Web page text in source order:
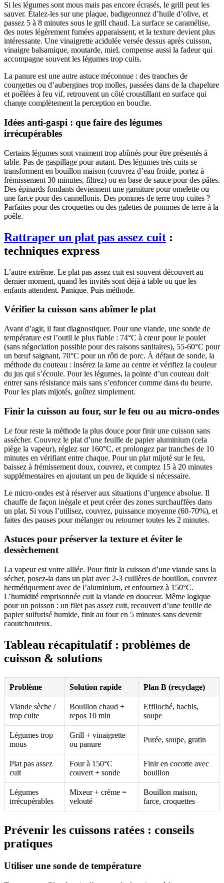
Si les légumes sont mous mais pas encore écrasés, le grill peut les
sauver. Étalez-les sur une plaque, badigeonnez d’huile d’olive, et
passez 5 à 8 minutes sous le grill chaud. La surface se caramélise,
des notes légèrement fumées apparaissent, et la texture devient plus
intéressante. Une vinaigrette acidulée versée dessus après cuisson,
vinaigre balsamique, moutarde, miel, compense aussi la fadeur qui
accompagne souvent les légumes trop cuits.
La panure est une autre astuce méconnue : des tranches de
courgettes ou d’aubergines trop molles, passées dans de la chapelure
et poêlées à feu vif, retrouvent un côté croustillant en surface qui
change complètement la perception en bouche.
Idées anti-gaspi : que faire des légumes
irrécupérables
Certains légumes sont vraiment trop abîmés pour être présentés à
table. Pas de gaspillage pour autant. Des légumes très cuits se
transforment en bouillon maison (couvrez d’eau froide, portez à
frémissement 30 minutes, filtrez) ou en base de sauce pour des pâtes.
Des épinards fondants deviennent une garniture pour omelette ou
une farce pour des cannellonis. Des pommes de terre trop cuites ?
Parfaites pour des croquettes ou des galettes de pommes de terre à la
poêle.
Rattraper un plat pas assez cuit :
techniques express
L’autre extrême. Le plat pas assez cuit est souvent découvert au
dernier moment, quand les invités sont déjà à table ou que les
enfants attendent. Panique. Puis méthode.
Vérifier la cuisson sans abîmer le plat
Avant d’agir, il faut diagnostiquer. Pour une viande, une sonde de
température est l’outil le plus fiable : 74°C à cœur pour le poulet
(sans négociation possible pour des raisons sanitaires), 55-60°C pour
un bœuf saignant, 70°C pour un rôti de porc. À défaut de sonde, la
méthode du couteau : insérez la lame au centre et vérifiez la couleur
du jus qui s’écoule. Pour les légumes, la pointe d’un couteau doit
entrer sans résistance mais sans s’enfoncer comme dans du beurre.
Pour les plats mijotés, goûtez simplement.
Finir la cuisson au four, sur le feu ou au micro-ondes
Le four reste la méthode la plus douce pour finir une cuisson sans
assécher. Couvrez le plat d’une feuille de papier aluminium (cela
piège la vapeur), réglez sur 160°C, et prolongez par tranches de 10
minutes en vérifiant entre chaque. Pour un plat mijoté sur le feu,
baissez à frémissement doux, couvrez, et comptez 15 à 20 minutes
supplémentaires en ajoutant un peu de liquide si nécessaire.
Le micro-ondes est à réserver aux situations d’urgence absolue. Il
chauffe de façon inégale et peut créer des zones surchauffées dans
un plat. Si vous l’utilisez, couvrez, puissance moyenne (60-70%), et
faites des pauses pour mélanger ou retourner toutes les 2 minutes.
Astuces pour préserver la texture et éviter le
dessèchement
La vapeur est votre alliée. Pour finir la cuisson d’une viande sans la
sécher, posez-la dans un plat avec 2-3 cuillères de bouillon, couvrez
hermétiquement avec de l’aluminium, et enfournez à 150°C.
L’humidité emprisonnée cuit la viande en douceur. Même logique
pour un poisson : un filet pas assez cuit, recouvert d’une feuille de
papier sulfurisé humide, finit au four en 5 minutes sans devenir
caoutchouteux.
Tableau récapitulatif : problèmes de
cuisson & solutions
Problème Solution rapide Plan B (recyclage)
Viande sèche /
trop cuite
Bouillon chaud +
repos 10 min
Effiloché, hachis,
soupe
Légumes trop
mous
Grill + vinaigrette
ou panure
Purée, soupe, gratin
Plat pas assez
cuit
Four à 150°C
couvert + sonde
Finir en cocotte avec
bouillon
Légumes
irrécupérables
Mixeur + crème =
velouté
Bouillon maison,
farce, croquettes
Prévenir les cuissons ratées : conseils
pratiques
Utiliser une sonde de température